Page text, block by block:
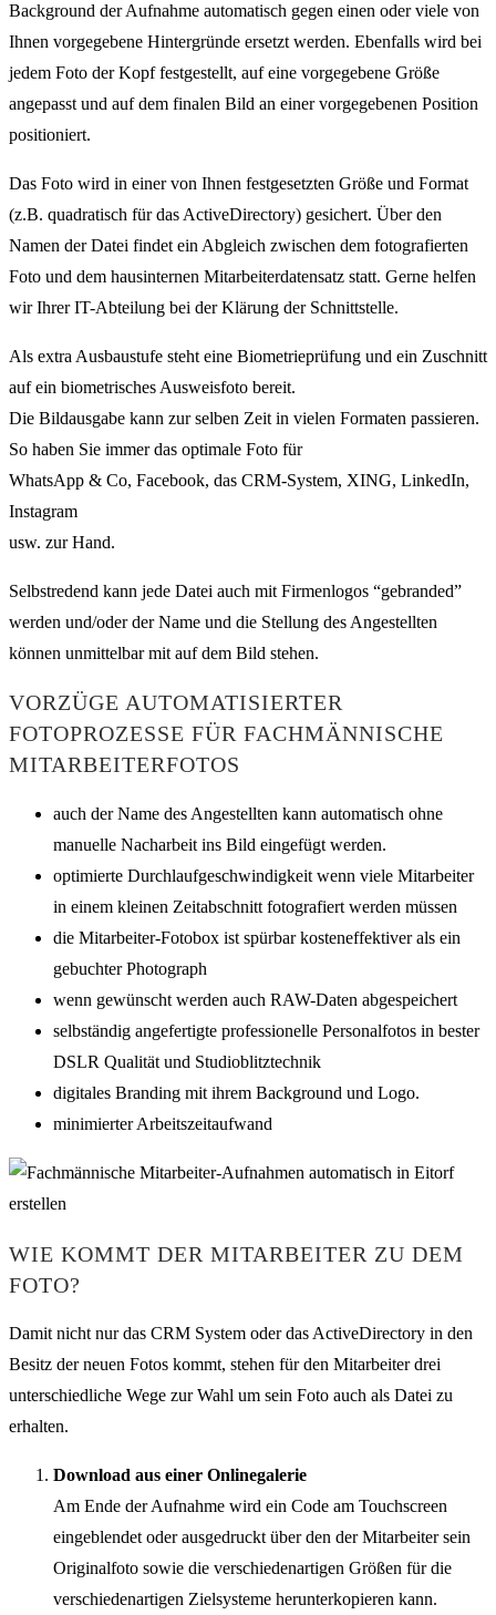
Background der Aufnahme automatisch gegen einen oder viele von
Ihnen vorgegebene Hintergründe ersetzt werden. Ebenfalls wird bei
jedem Foto der Kopf festgestellt, auf eine vorgegebene Größe
angepasst und auf dem finalen Bild an einer vorgegebenen Position
positioniert.
Das Foto wird in einer von Ihnen festgesetzten Größe und Format
(z.B. quadratisch für das ActiveDirectory) gesichert. Über den
Namen der Datei findet ein Abgleich zwischen dem fotografierten
Foto und dem hausinternen Mitarbeiterdatensatz statt. Gerne helfen
wir Ihrer IT-Abteilung bei der Klärung der Schnittstelle.
Als extra Ausbaustufe steht eine Biometrieprüfung und ein Zuschnitt
auf ein biometrisches Ausweisfoto bereit.
Die Bildausgabe kann zur selben Zeit in vielen Formaten passieren.
So haben Sie immer das optimale Foto für
WhatsApp & Co, Facebook, das CRM-System, XING, LinkedIn,
Instagram
usw. zur Hand.
Selbstredend kann jede Datei auch mit Firmenlogos “gebranded”
werden und/oder der Name und die Stellung des Angestellten
können unmittelbar mit auf dem Bild stehen.
VORZÜGE AUTOMATISIERTER
FOTOPROZESSE FÜR FACHMÄNNISCHE
MITARBEITERFOTOS
auch der Name des Angestellten kann automatisch ohne
manuelle Nacharbeit ins Bild eingefügt werden.
optimierte Durchlaufgeschwindigkeit wenn viele Mitarbeiter
in einem kleinen Zeitabschnitt fotografiert werden müssen
die Mitarbeiter-Fotobox ist spürbar kosteneffektiver als ein
gebuchter Photograph
wenn gewünscht werden auch RAW-Daten abgespeichert
selbständig angefertigte professionelle Personalfotos in bester
DSLR Qualität und Studioblitztechnik
digitales Branding mit ihrem Background und Logo.
minimierter Arbeitszeitaufwand
WIE KOMMT DER MITARBEITER ZU DEM
FOTO?
Damit nicht nur das CRM System oder das ActiveDirectory in den
Besitz der neuen Fotos kommt, stehen für den Mitarbeiter drei
unterschiedliche Wege zur Wahl um sein Foto auch als Datei zu
erhalten.
Download aus einer Onlinegalerie
Am Ende der Aufnahme wird ein Code am Touchscreen
eingeblendet oder ausgedruckt über den der Mitarbeiter sein
Originalfoto sowie die verschiedenartigen Größen für die
verschiedenartigen Zielsysteme herunterkopieren kann.